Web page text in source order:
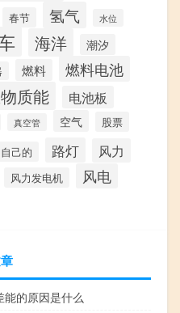
春节 氢气 水位
海洋 潮汐
燃料
燃料电池
质能 电池板
真空管 空气 股票
自己的 路灯 风力
风力发电机 风电
能的原因是什么